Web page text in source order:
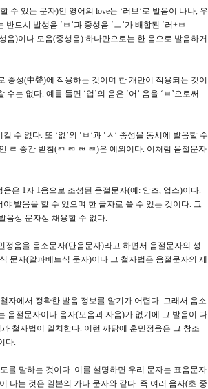
수 있는 문자)인 영어의 love는 ‘러브’로 발음이 나나, 우
드시 발성음 ‘ㅂ’과 중성음 ‘ㅡ’가 배합된 ‘러+ㅂ
음)이나 모음(중성음) 하나만으로는 한 음으로 발음하거
성(中聲)에 작용하는 것이며 한 개만이 작용되는 것이
는 없다. 예를 들면 ‘업’의 음은 ‘어’ 음을 ‘ㅂ’으로써
수 없다. 또 ‘없’의 ‘ㅂ’과 ‘ㅅ’ 종성을 동시에 발음할 수
ㄹ 중간 받침(ㄺ ㄻ ㄼ ㄿ)은 예외이다. 이처럼 음절문자
은 1자 1음으로 조성된 음절문자(예: 안즈, 업스)이다.
발음을 할 수 있으며 한 글자로 쓸 수 있는 것이다. 그
음상 문자상 채용할 수 없다.
음을 음소문자(단음문자)라고 하면서 음절문자의 성
문자(알파베트식 문자)이나 그 철자법은 음절문자의 제
자에서 정확한 발음 정보를 알기가 어렵다. 그래서 음소
음절문자이나 음자(모음과 자음)가 없기에 그 발음이 다
철자법이 일치한다. 이런 까닭에 훈민정음은 그 창조
다.
를 말하는 것이다. 이를 설명하면 우리 문자는 표음문자
나는 것은 일본의 가나 문자와 같다. 즉 여러 음자(초·중